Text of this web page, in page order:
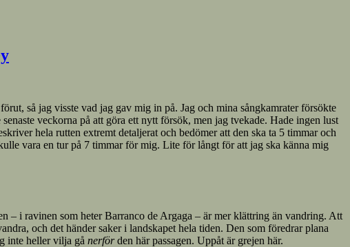
så jag visste vad jag gav mig in på. Jag och mina sångkamrater försökte
veckorna på att göra ett nytt försök, men jag tvekade. Hade ingen lust
hela rutten extremt detaljerat och bedömer att den ska ta 5 timmar och
vara en tur på 7 timmar för mig. Lite för långt för att jag ska känna mig
– i ravinen som heter Barranco de Argaga – är mer klättring än vandring. Att
och det händer saker i landskapet hela tiden. Den som föredrar plana
inte heller vilja gå nerförden här passagen. Uppåt är grejen här.